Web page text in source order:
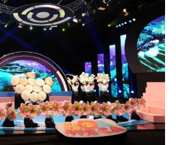
hình Việt Nam
VTV
và báo điện tử số 483/GP-BTTTT
Thị Mỹ Hạnh, Phạm Quốc Thắng,